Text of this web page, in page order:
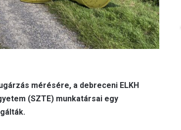
mérésére, a debreceni ELKH
(SZTE) munkatársai egy